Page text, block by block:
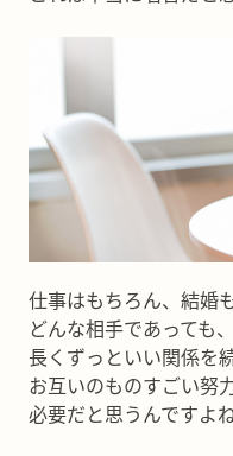
仕事はもちろん、結婚も
どんな相手であっても、
長くずっといい関係を
お互いのものすごい努
必要だと思うんですよね